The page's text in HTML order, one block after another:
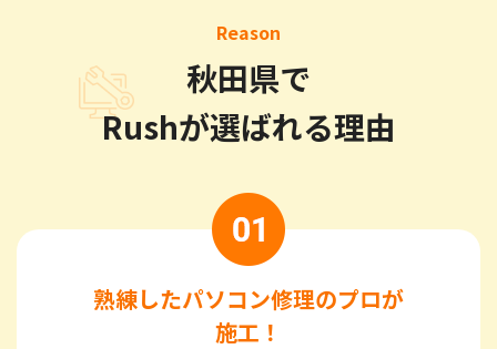
Reason
秋田県で
Rushが選ばれる理由
熟練したパソコン修理のプロが
施工！